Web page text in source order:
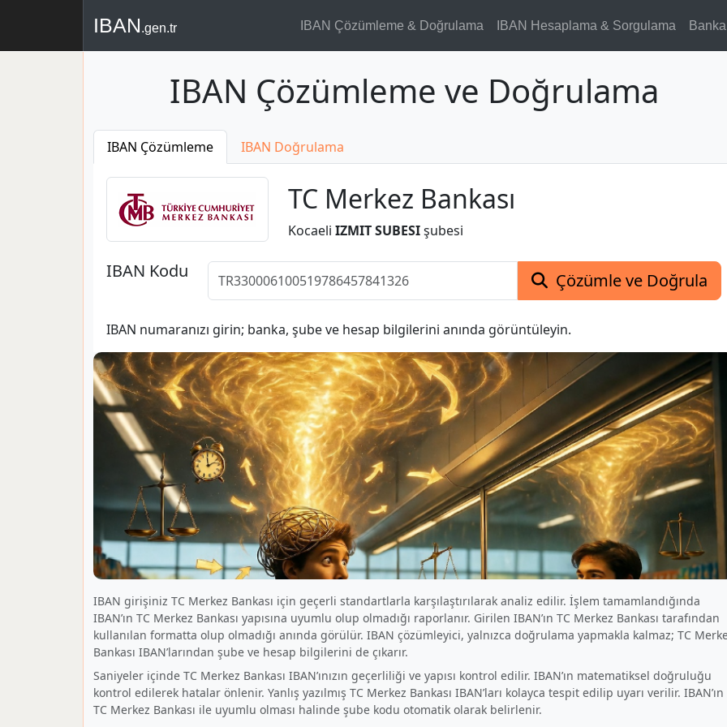
IBAN.gen.tr IBAN Çözümleme & Doğrulama IBAN Hesaplama & Sorgulama
IBAN Çözümleme ve Doğrulama
IBAN Çözümleme IBAN Doğrulama
TC Merkez Bankası
Kocaeli IZMIT SUBESIşubesi
IBAN Kodu Çözümle ve Doğrula
IBAN numaranızı girin; banka, şube ve hesap bilgilerini anında görüntüleyin.
IBAN girişiniz TC Merkez Bankası için geçerli standartlarla karşılaştırılarak analiz edilir. İşlem tamamlandığında
IBAN’ın TC Merkez Bankası yapısına uyumlu olup olmadığı raporlanır. Girilen IBAN’ın TC Merkez Bankası tarafından
kullanılan formatta olup olmadığı anında görülür. IBAN çözümleyici, yalnızca doğrulama yapmakla kalmaz; TC
Bankası IBAN’larından şube ve hesap bilgilerini de çıkarır.
Saniyeler içinde TC Merkez Bankası IBAN’ınızın geçerliliği ve yapısı kontrol edilir. IBAN’ın matematiksel doğruluğu
kontrol edilerek hatalar önlenir. Yanlış yazılmış TC Merkez Bankası IBAN’ları kolayca tespit edilip uyarı verilir. IBAN’ın
TC Merkez Bankası ile uyumlu olması halinde şube kodu otomatik olarak belirlenir.